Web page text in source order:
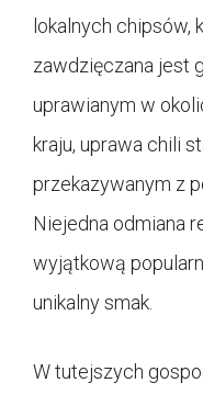
lokalnych
zawdzięczana jest
uprawianym w
kraju, uprawa chili
przekazywanym z
Niejedna odmiana
wyjątkową
unikalny smak.
W tutejszych